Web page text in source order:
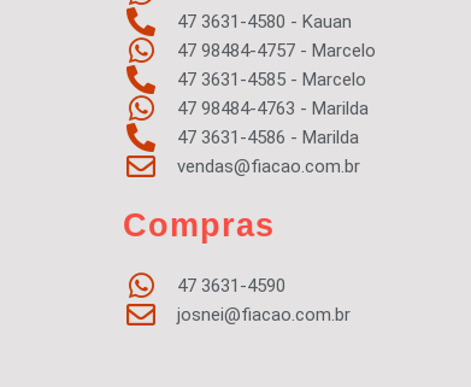
47 3631-4580 - Kauan
47 98484-4757 - Marcelo
47 3631-4585 - Marcelo
47 98484-4763 - Marilda
47 3631-4586 - Marilda
vendas@fiacao.com.br
Compras
47 3631-4590
josnei@fiacao.com.br